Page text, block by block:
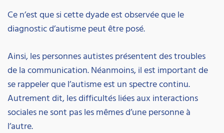
Ce n’est que si cette dyade est observée que le
diagnostic d’autisme peut être posé.
Ainsi, les personnes autistes présentent des troubles
de la communication. Néanmoins, il est important de
se rappeler que l’autisme est un spectre continu.
Autrement dit, les difficultés liées aux interactions
sociales ne sont pas les mêmes d’une personne à
l’autre.